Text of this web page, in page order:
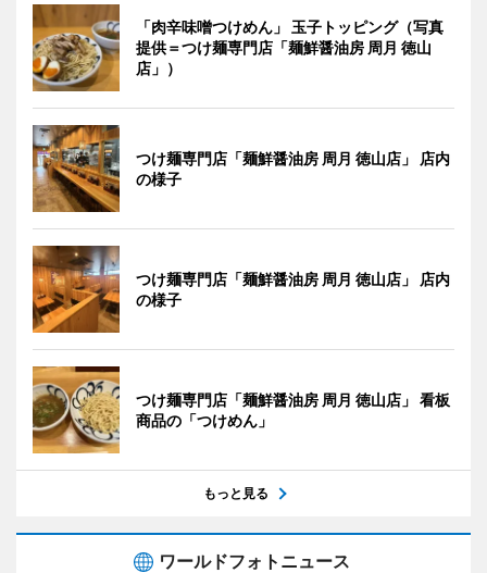
「肉辛味噌つけめん」 玉子トッピング（写真
提供＝つけ麺専門店「麺鮮醤油房 周月 徳山
店」）
つけ麺専門店「麺鮮醤油房 周月 徳山店」 店内
の様子
つけ麺専門店「麺鮮醤油房 周月 徳山店」 店内
の様子
つけ麺専門店「麺鮮醤油房 周月 徳山店」 看板
商品の「つけめん」
もっと見る
ワールドフォトニュース